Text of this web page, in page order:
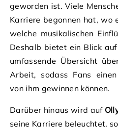
geworden ist. Viele
Karriere begonnen hat, wo
welche musikalischen
Deshalb bietet ein Blick auf
umfassende Übersicht
Arbeit, sodass Fans
von ihm gewinnen können.
Darüber hinaus wird auf
seine Karriere beleuchtet,